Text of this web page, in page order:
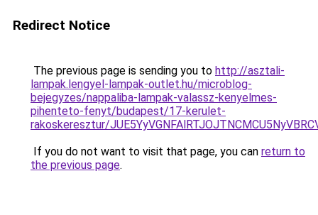
Redirect Notice
The previous page is sending you to http://asztali-
lampak.lengyel-lampak-outlet.hu/microblog-
bejegyzes/nappaliba-lampak-valassz-kenyelmes-
pihenteto-fenyt/budapest/17-kerulet-
rakoskeresztur/
If you do not want to visit that page, you can return to
the previous page.